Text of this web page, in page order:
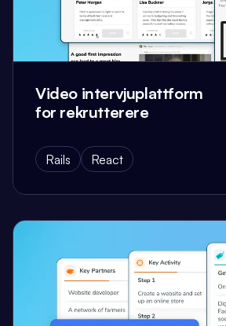
Video intervjuplattform
for rekrutterere
Rails React